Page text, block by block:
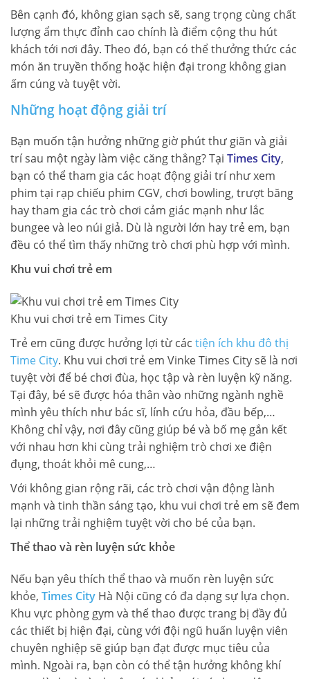
Bên cạnh đó, không gian sạch sẽ, sang trọng cùng chất
lượng ẩm thực đỉnh cao chính là điểm cộng thu hút
khách tới nơi đây. Theo đó, bạn có thể thưởng thức các
món ăn truyền thống hoặc hiện đại trong không gian
ấm cúng và tuyệt vời.
Những hoạt động giải trí
Bạn muốn tận hưởng những giờ phút thư giãn và giải
trí sau một ngày làm việc căng thẳng? Tại Times City,
bạn có thể tham gia các hoạt động giải trí như xem
phim tại rạp chiếu phim CGV, chơi bowling, trượt băng
hay tham gia các trò chơi cảm giác mạnh như lắc
bungee và leo núi giả. Dù là người lớn hay trẻ em, bạn
đều có thể tìm thấy những trò chơi phù hợp với mình.
Khu vui chơi trẻ em
Khu vui chơi trẻ em Times City
Trẻ em cũng được hưởng lợi từ các tiện ích khu đô thị
Time City. Khu vui chơi trẻ em Vinke Times City sẽ là nơi
tuyệt vời để bé chơi đùa, học tập và rèn luyện kỹ năng.
Tại đây, bé sẽ được hóa thân vào những ngành nghề
mình yêu thích như bác sĩ, lính cứu hỏa, đầu bếp,…
Không chỉ vậy, nơi đây cũng giúp bé và bố mẹ gắn kết
với nhau hơn khi cùng trải nghiệm trò chơi xe điện
đụng, thoát khỏi mê cung,…
Với không gian rộng rãi, các trò chơi vận động lành
mạnh và tinh thần sáng tạo, khu vui chơi trẻ em sẽ đem
lại những trải nghiệm tuyệt vời cho bé của bạn.
Thể thao và rèn luyện sức khỏe
Nếu bạn yêu thích thể thao và muốn rèn luyện sức
khỏe, Times City Hà Nội cũng có đa dạng sự lựa chọn.
Khu vực phòng gym và thể thao được trang bị đầy đủ
các thiết bị hiện đại, cùng với đội ngũ huấn luyện viên
chuyên nghiệp sẽ giúp bạn đạt được mục tiêu của
mình. Ngoài ra, bạn còn có thể tận hưởng không khí